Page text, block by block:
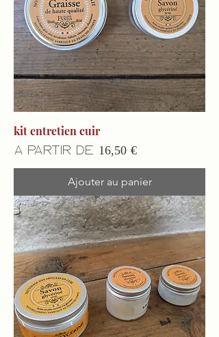
kit entretien cuir
À partir de 16,50 €
Prix promotionnel
Ajouter au panier